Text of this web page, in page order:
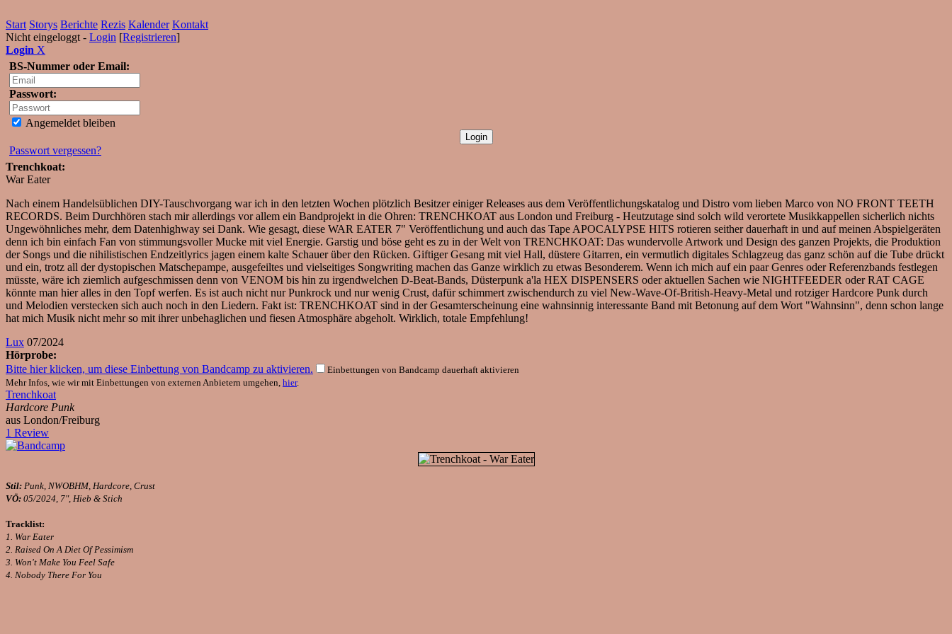
Start Storys Berichte Rezis Kalender Kontakt
Nicht eingeloggt - Login [Registrieren]
Login X
BS-Nummer oder Email:
Passwort:
Angemeldet bleiben
Passwort vergessen?
Trenchkoat:
War Eater
Nach einem Handelsüblichen DIY-Tauschvorgang war ich in den letzten Wochen plötzlich Besitzer einiger Releases aus dem Veröffentlichungskatalog und Distro vom lieben Marco von NO FRONT TEETH
RECORDS. Beim Durchhören stach mir allerdings vor allem ein Bandprojekt in die Ohren: TRENCHKOAT aus London und Freiburg - Heutzutage sind solch wild verortete Musikkappellen sicherlich nichts
Ungewöhnliches mehr, dem Datenhighway sei Dank. Wie gesagt, diese WAR EATER 7" Veröffentlichung und auch das Tape APOCALYPSE HITS rotieren seither dauerhaft in und auf meinen Abspielgeräten
denn ich bin einfach Fan von stimmungsvoller Mucke mit viel Energie. Garstig und böse geht es zu in der Welt von TRENCHKOAT: Das wundervolle Artwork und Design des ganzen Projekts, die Produktion
der Songs und die nihilistischen Endzeitlyrics jagen einem kalte Schauer über den Rücken. Giftiger Gesang mit viel Hall, düstere Gitarren, ein vermutlich digitales Schlagzeug das ganz schön auf die Tube drückt
und ein, trotz all der dystopischen Matschepampe, ausgefeiltes und vielseitiges Songwriting machen das Ganze wirklich zu etwas Besonderem. Wenn ich mich auf ein paar Genres oder Referenzbands festlegen
müsste, wäre ich ziemlich aufgeschmissen denn von VENOM bis hin zu irgendwelchen D-Beat-Bands, Düsterpunk a'la HEX DISPENSERS oder aktuellen Sachen wie NIGHTFEEDER oder RAT CAGE
könnte man hier alles in den Topf werfen. Es ist auch nicht nur Punkrock und nur wenig Crust, dafür schimmert zwischendurch zu viel New-Wave-Of-British-Heavy-Metal und rotziger Hardcore Punk durch
und Melodien verstecken sich auch noch in den Liedern. Fakt ist: TRENCHKOAT sind in der Gesamterscheinung eine wahnsinnig interessante Band mit Betonung auf dem Wort "Wahnsinn", denn schon lange
hat mich Musik nicht mehr so mit ihrer unbehaglichen und fiesen Atmosphäre abgeholt. Wirklich, totale Empfehlung!
Lux 07/2024
Hörprobe:
Bitte hier klicken, um diese Einbettung von Bandcamp zu aktivieren.
Einbettungen von Bandcamp dauerhaft aktivieren
Mehr Infos, wie wir mit Einbettungen von externen Anbietern umgehen, hier.
Trenchkoat
Hardcore Punk
aus London/Freiburg
1 Review
Stil: Punk, NWOBHM, Hardcore, Crust
VÖ: 05/2024, 7", Hieb & Stich
Tracklist:
1. War Eater
2. Raised On A Diet Of Pessimism
3. Won't Make You Feel Safe
4. Nobody There For You